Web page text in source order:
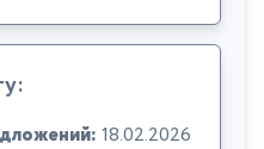
18.02.2026